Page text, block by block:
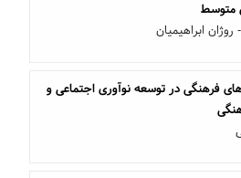
متوسط
ابراهیمیان
فرهنگی در توسعه نوآوری اجتماعی و